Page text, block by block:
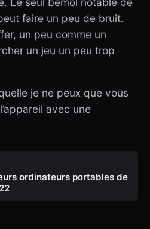
faire un peu de bruit.
un peu comme un
un jeu un peu trop
je ne peux que vous
avec une
ordinateurs portables de